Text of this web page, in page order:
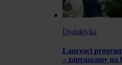
Dydaktyka
Laureaci
– zapraszamy na